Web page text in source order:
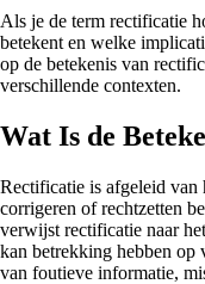
Als je de term rectificatie
betekent en welke
op de betekenis van
verschillende contexten.
Wat Is de
Rectificatie is afgeleid
corrigeren of rechtzetten
verwijst rectificatie naar
kan betrekking hebben op
van foutieve informatie,